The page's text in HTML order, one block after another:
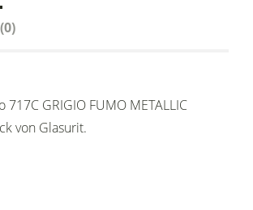
717C GRIGIO FUMO METALLIC
von Glasurit.